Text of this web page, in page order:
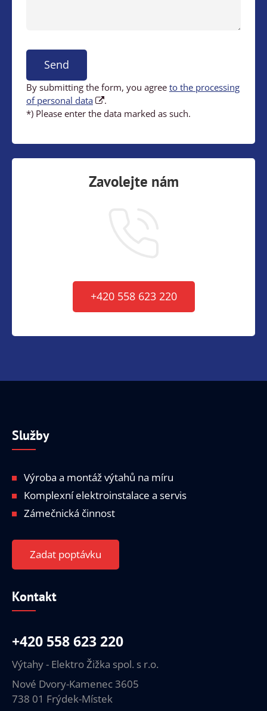
Send
By submitting the form, you agree to the processing
of personal data
.
*) Please enter the data marked as such.
Zavolejte nám
+420 558 623 220
Služby
Výroba a montáž výtahů na míru
Komplexní elektroinstalace a servis
Zámečnická činnost
Zadat poptávku
Kontakt
+420 558 623 220
Výtahy - Elektro Žižka spol. s r.o.
Nové Dvory-Kamenec 3605
738 01 Frýdek-Místek